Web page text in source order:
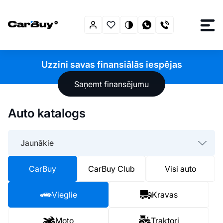
Uzzini savas finansiālās iespējas
Saņemt finansējumu
Auto katalogs
Jaunākie
CarBuy CarBuy Club Visi auto
Vieglie Kravas
Moto Traktori